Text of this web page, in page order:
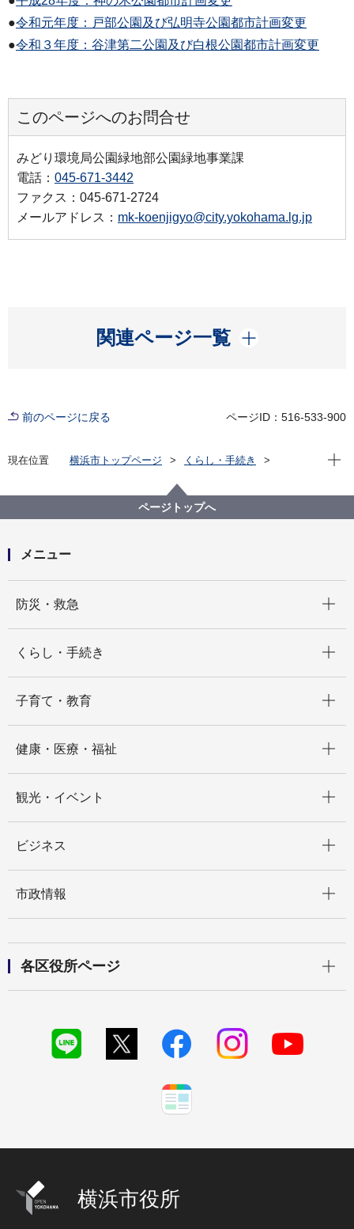
●令和元年度：戸部公園及び弘明寺公園都市計画変更
●令和３年度：谷津第二公園及び白根公園都市計画変更
このページへのお問合せ
みどり環境局公園緑地部公園緑地事業課
電話： 045-671-3442
ファクス：045-671-2724
メールアドレス： mk-koenjigyo@city.yokohama.lg.jp
関連ページ一覧
開く
前のページに戻る ページID：516-533-900
現在位置 横浜市トップページ
くらし・手続き
都市計画公園・緑地の見直しについて
現在
ページトップへ
メニュー
防災・救急
くらし・手続き
子育て・教育
健康・医療・福祉
観光・イベント
ビジネス
市政情報
各区役所ページ
横浜市役所